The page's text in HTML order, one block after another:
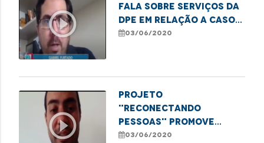
play_circle_outline
fala sobre serviços da
DPE em relação a casos
de violência contra
03/06/2020
play_circle_outline
Projeto
"Reconectando
Pessoas" promove
audiências virtuais de
03/06/2020